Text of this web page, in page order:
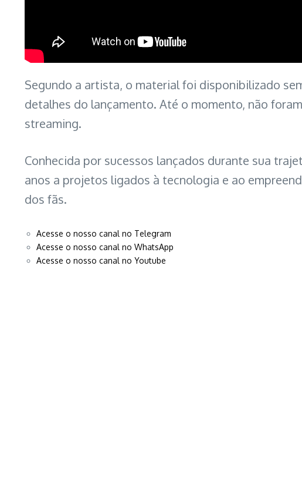
Segundo a artista, o material foi disponibilizado
detalhes do lançamento. Até o momento, não
streaming.
Conhecida por sucessos lançados durante sua
anos a projetos ligados à tecnologia e ao
dos fãs.
Acesse o nosso canal no Telegram
Acesse o nosso canal no WhatsApp
Acesse o nosso canal no Youtube